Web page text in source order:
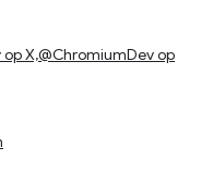
X,@ChromiumDev op